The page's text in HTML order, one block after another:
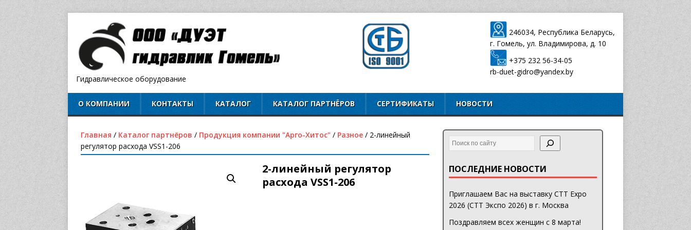
Гидравлическое оборудование
246034, Республика Беларусь,
г. Гомель, ул. Владимирова, д. 10
+375 232 56-34-05
rb-duet-gidro@yandex.by
О КОМПАНИИ КОНТАКТЫ КАТАЛОГ КАТАЛОГ ПАРТНЁРОВ СЕРТИФИКАТЫ НОВОСТИ
Главная / Каталог партнёров / Продукция компании "Арго-Хитос" / Разное / 2-линейный
регулятор расхода VSS1-206
2-линейный регулятор
расхода VSS1-206
ПОСЛЕДНИЕ НОВОСТИ
Приглашаем Вас на выставку CTT Expo
2026 (СТТ Экспо 2026) в г. Москва
Поздравляем всех женщин с 8 марта!